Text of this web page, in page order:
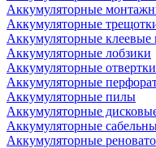
Аккумуляторные
Аккумуляторные
Аккумуляторные клеевые
Аккумуляторные лобзики
Аккумуляторные отвертки
Аккумуляторные
Аккумуляторные пилы
Аккумуляторные
Аккумуляторные
Аккумуляторные